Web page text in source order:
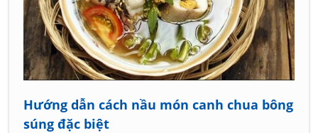
Hướng dẫn cách nầu món canh chua bông
súng đặc biệt